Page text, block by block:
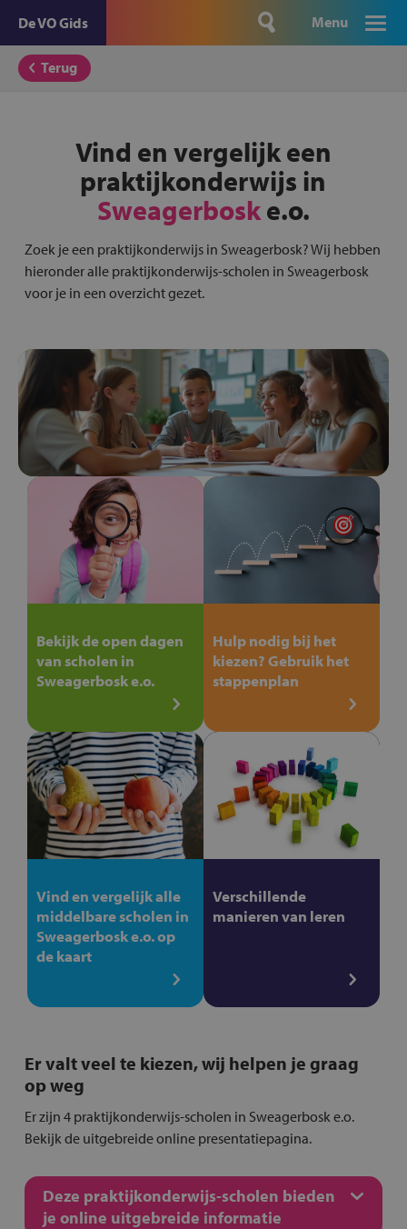
De VO Gids Menu
Terug
Vind en vergelijk een
praktijkonderwijs in
Sweagerboske.o.
Zoek je een praktijkonderwijs in Sweagerbosk? Wij hebben
hieronder alle praktijkonderwijs-scholen in Sweagerbosk
voor je in een overzicht gezet.
Bekijk de open dagen
van scholen in
Sweagerbosk e.o.
Hulp nodig bij het
kiezen? Gebruik het
stappenplan
Vind en vergelijk alle
middelbare scholen in
Sweagerbosk e.o. op
de kaart
Verschillende
manieren van leren
Er valt veel te kiezen, wij helpen je graag
op weg
Er zijn 4 praktijkonderwijs-scholen in Sweagerbosk e.o.
Bekijk de uitgebreide online presentatiepagina.
Deze praktijkonderwijs-scholen bieden
je online uitgebreide informatie